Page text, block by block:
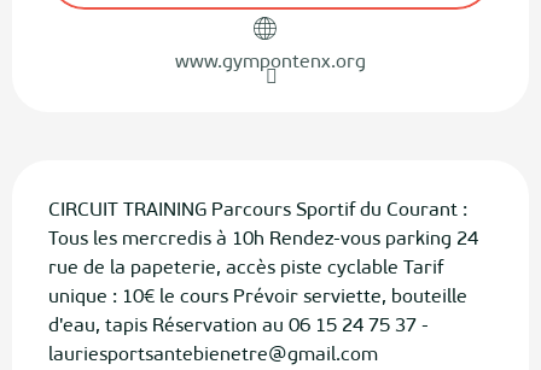
www.gympontenx.org
CIRCUIT TRAINING Parcours Sportif du Courant :
Tous les mercredis à 10h Rendez-vous parking 24
rue de la papeterie, accès piste cyclable Tarif
unique : 10€ le cours Prévoir serviette, bouteille
d'eau, tapis Réservation au 06 15 24 75 37 -
lauriesportsantebienetre@gmail.com